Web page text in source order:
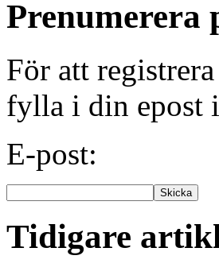
Prenumerera
För att
fylla i din epost
E-post:
Tidigare